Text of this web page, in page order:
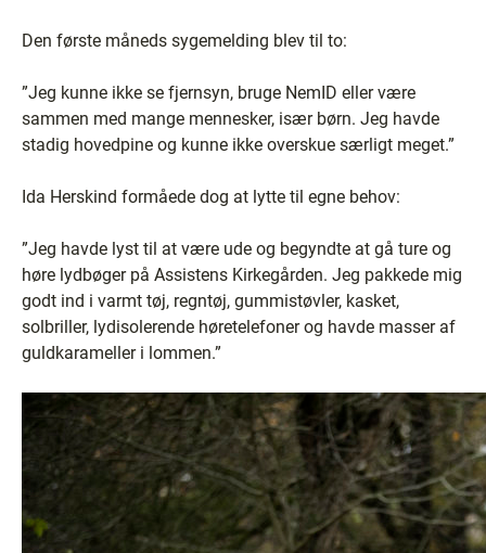
Den første måneds sygemelding blev til to:
”Jeg kunne ikke se fjernsyn, bruge NemID eller være
sammen med mange mennesker, især børn. Jeg havde
stadig hovedpine og kunne ikke overskue særligt meget.”
Ida Herskind formåede dog at lytte til egne behov:
”Jeg havde lyst til at være ude og begyndte at gå ture og
høre lydbøger på Assistens Kirkegården. Jeg pakkede mig
godt ind i varmt tøj, regntøj, gummistøvler, kasket,
solbriller, lydisolerende høretelefoner og havde masser af
guldkarameller i lommen.”